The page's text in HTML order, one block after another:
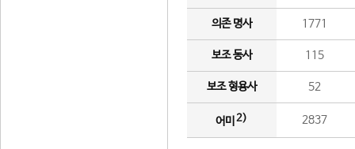
의존 명사 1771
보조 동사 115
보조 형용사 52
어미 2) 2837